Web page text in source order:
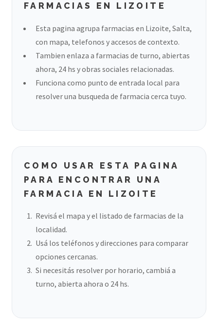
FARMACIAS EN LIZOITE
Esta pagina agrupa farmacias en Lizoite, Salta,
con mapa, telefonos y accesos de contexto.
Tambien enlaza a farmacias de turno, abiertas
ahora, 24 hs y obras sociales relacionadas.
Funciona como punto de entrada local para
resolver una busqueda de farmacia cerca tuyo.
COMO USAR ESTA PAGINA
PARA ENCONTRAR UNA
FARMACIA EN LIZOITE
Revisá el mapa y el listado de farmacias de la
localidad.
Usá los teléfonos y direcciones para comparar
opciones cercanas.
Si necesitás resolver por horario, cambiá a
turno, abierta ahora o 24 hs.